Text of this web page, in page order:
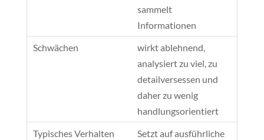
sammelt
Informationen
wirkt ablehnend,
analysiert zu viel, zu
detailversessen und
daher zu wenig
handlungsorientiert
Setzt auf ausführliche